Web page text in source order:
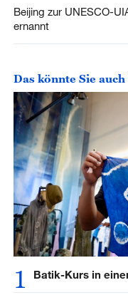
Beijing zur UNESCO-
ernannt
Das könnte Sie
1 Batik-Kurs in